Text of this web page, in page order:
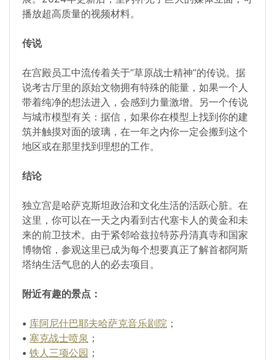
播放超高质量的视频材料。
传说
在宫殿员工中流传着关于“草原战士精神”的传说。据
说考古厅里的原始文物拥有特殊的能量，如果一个人
带着纯净的想法进入，会感到力量激增。另一个传说
与城市模型有关：据信，如果你在模型上找到你的建
筑并触摸对面的玻璃，在一年之内你一定会搬到这个
地区或在那里找到理想的工作。
结论
独立宫是哈萨克斯坦政治和文化生活的活跃心脏。在
这里，你可以在一天之内看到古代塞卡人的黄金和未
来的前卫技术。由于紧邻哈兹拉特苏丹清真寺和国家
博物馆，参观这里已成为每个想要真正了解首都阿斯
塔纳生活气息的人的必去项目。
附近有趣的景点：
• 库阿尼什巴耶夫哈萨克音乐剧院 ；
• 塞克战士喷泉 ；
• 铁人三项公园 ；